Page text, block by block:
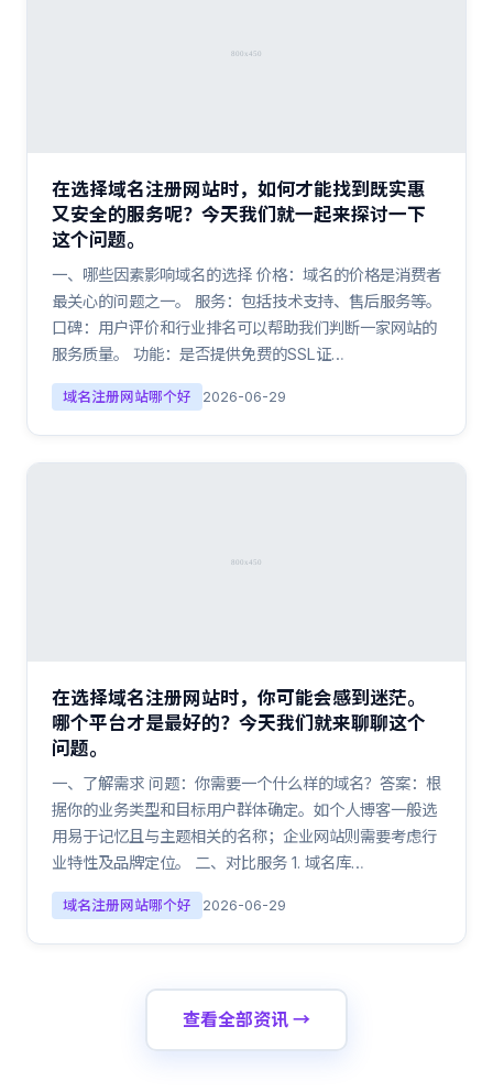
在选择域名注册网站时，如何才能找到既实惠
又安全的服务呢？今天我们就一起来探讨一下
这个问题。
一、哪些因素影响域名的选择 价格：域名的价格是消费者
最关心的问题之一。 服务：包括技术支持、售后服务等。
口碑：用户评价和行业排名可以帮助我们判断一家网站的
服务质量。 功能：是否提供免费的SSL证…
域名注册网站哪个好 2026-06-29
在选择域名注册网站时，你可能会感到迷茫。
哪个平台才是最好的？今天我们就来聊聊这个
问题。
一、了解需求 问题：你需要一个什么样的域名？答案：根
据你的业务类型和目标用户群体确定。如个人博客一般选
用易于记忆且与主题相关的名称；企业网站则需要考虑行
业特性及品牌定位。 二、对比服务 1. 域名库…
域名注册网站哪个好 2026-06-29
查看全部资讯 →